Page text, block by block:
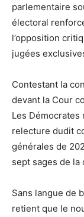
parlementaire
électoral
l’opposition
jugées
Contestant la
devant la Cour
Les Démocrates
relecture dudit
générales de
sept sages de la
Sans langue de
retient que le